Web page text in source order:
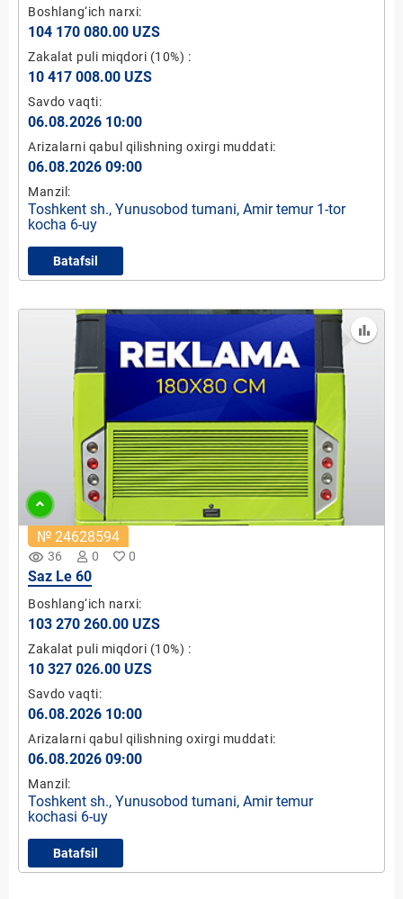
Boshlang‘ich narxi:
104 170 080.00 UZS
Zakalat puli miqdori (10%) :
10 417 008.00 UZS
Savdo vaqti:
06.08.2026 10:00
Arizalarni qabul qilishning oxirgi muddati:
06.08.2026 09:00
Manzil:
Toshkent sh., Yunusobod tumani, Amir temur 1-tor
kocha 6-uy
Batafsil
remove_red_eye 36 0 0
№ 24628594
Saz Le 60
Boshlang‘ich narxi:
103 270 260.00 UZS
Zakalat puli miqdori (10%) :
10 327 026.00 UZS
Savdo vaqti:
06.08.2026 10:00
Arizalarni qabul qilishning oxirgi muddati:
06.08.2026 09:00
Manzil:
Toshkent sh., Yunusobod tumani, Amir temur
kochasi 6-uy
Batafsil